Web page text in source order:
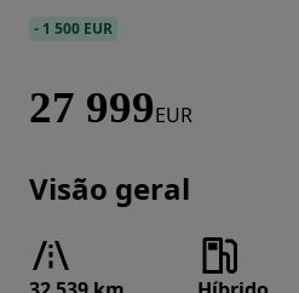
- 1 500 EUR
27 999EUR
Visão geral